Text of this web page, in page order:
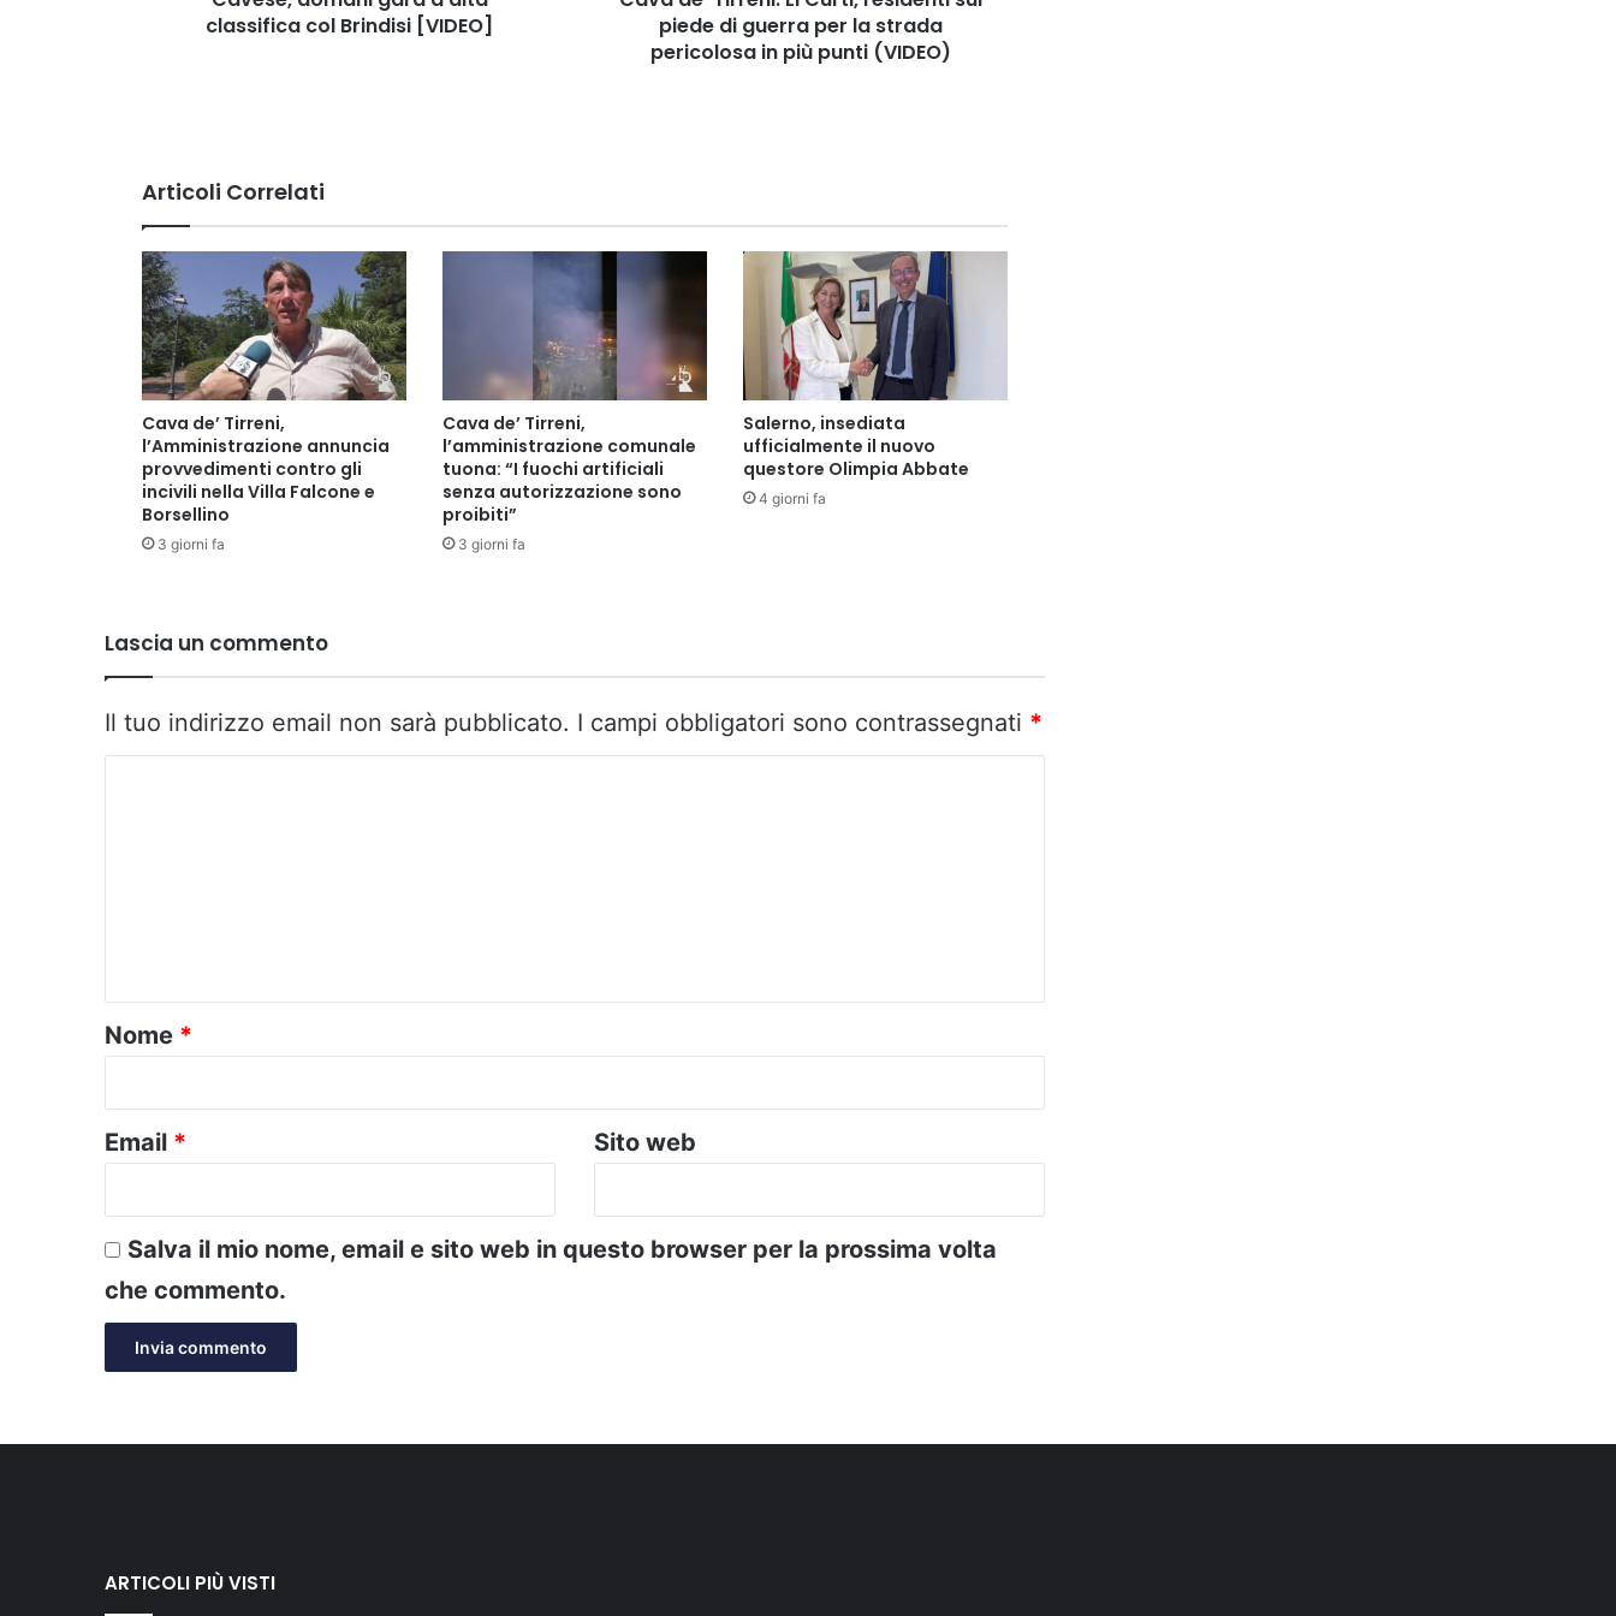
classifica col Brindisi [VIDEO]
strada
piede di guerra per la strada
pericolosa in più punti (VIDEO)
Articoli Correlati
Cava de’ Tirreni,
l’Amministrazione annuncia
provvedimenti contro gli
incivili nella Villa Falcone e
Borsellino
3 giorni fa
Cava de’ Tirreni,
l’amministrazione comunale
tuona: “I fuochi artificiali
senza autorizzazione sono
proibiti”
3 giorni fa
Salerno, insediata
ufficialmente il nuovo
questore Olimpia Abbate
4 giorni fa
Lascia un commento
Il tuo indirizzo email non sarà pubblicato. I campi obbligatori sono contrassegnati *
o
*
Nome *
Email * Sito web
Salva il mio nome, email e sito web in questo browser per la prossima volta
che commento.
ARTICOLI PIÙ VISTI